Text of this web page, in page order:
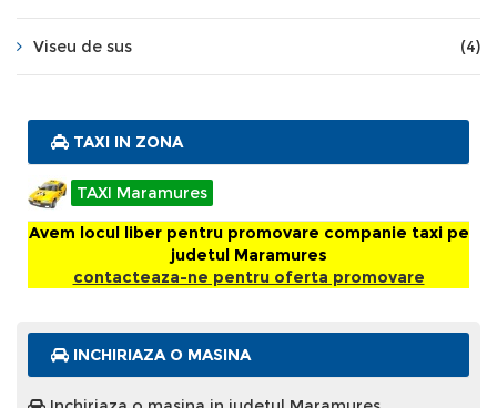
Viseu de sus (4)
TAXI IN ZONA
TAXI Maramures
Avem locul liber pentru promovare companie taxi pe
judetul Maramures
contacteaza-ne pentru oferta promovare
INCHIRIAZA O MASINA